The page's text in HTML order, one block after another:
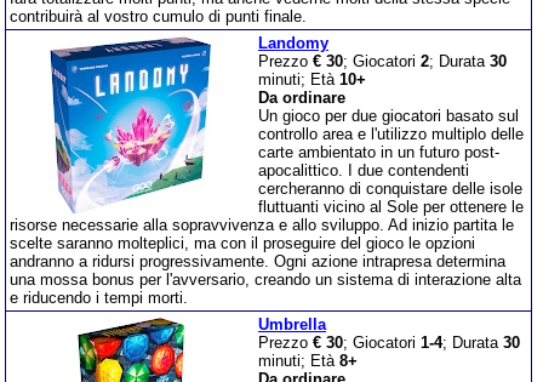
contribuirà al vostro cumulo di punti finale.
Landomy
Prezzo € 30; Giocatori 2; Durata 30
minuti; Età 10+
Da ordinare
Un gioco per due giocatori basato sul
controllo area e l'utilizzo multiplo delle
carte ambientato in un futuro post-
apocalittico. I due contendenti
cercheranno di conquistare delle isole
fluttuanti vicino al Sole per ottenere le
risorse necessarie alla sopravvivenza e allo sviluppo. Ad inizio partita le
scelte saranno molteplici, ma con il proseguire del gioco le opzioni
andranno a ridursi progressivamente. Ogni azione intrapresa determina
una mossa bonus per l'avversario, creando un sistema di interazione alta
e riducendo i tempi morti.
Umbrella
Prezzo € 30; Giocatori 1-4; Durata 30
minuti; Età 8+